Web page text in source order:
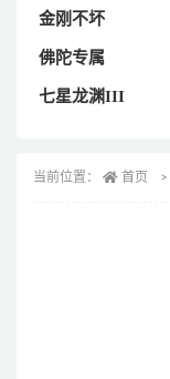
金刚不坏
佛陀专属
七星龙渊III
当前位置： 首页